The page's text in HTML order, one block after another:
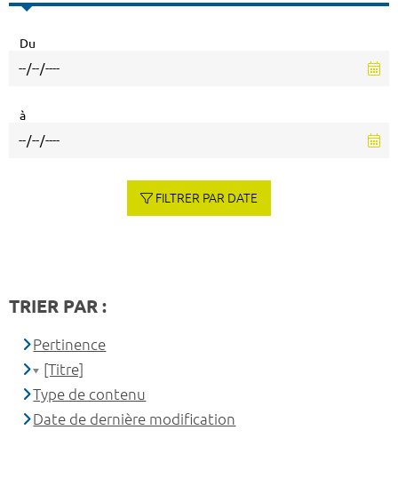
Du
à
FILTRER PAR DATE
TRIER PAR :
Pertinence
[Titre]
Type de contenu
Date de dernière modification